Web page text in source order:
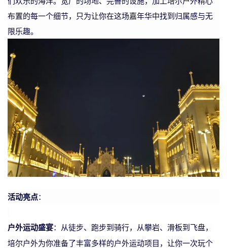
布置的每一个细节，只为让你在这场嘉年华中找到归属感与无
限乐趣。
活动亮点：
户外运动盛宴：从徒步、跑步到骑行，从攀岩、滑板到飞盘，
培尔户外为你准备了丰富多样的户外运动项目，让你一次玩个